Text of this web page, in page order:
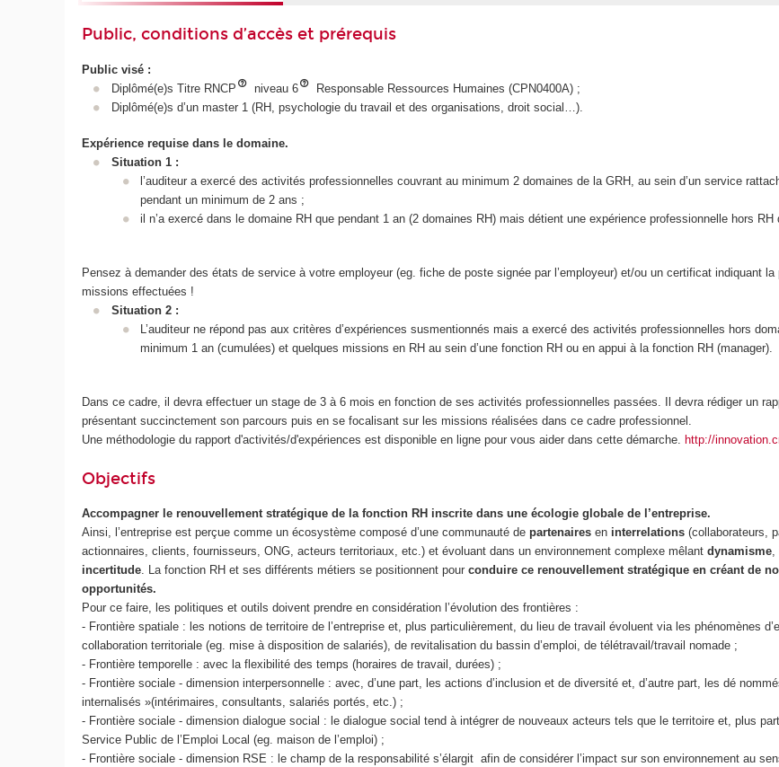
Public, conditions d’accès et prérequis
Public visé :
Diplômé(e)s Titre RNCP
niveau 6
Responsable Ressources Humaines (CPN0400A) ;
Diplômé(e)s d’un master 1 (RH, psychologie du travail et des organisations, droit social…).
Expérience requise dans le domaine.
Situation 1 :
l’auditeur a exercé des activités professionnelles couvrant au minimum 2 domaines de la GRH, au sein d’un service
pendant un minimum de 2 ans ;
il n’a exercé dans le domaine RH que pendant 1 an (2 domaines RH) mais détient une expérience professionnelle hors
Pensez à demander des états de service à votre employeur (eg. fiche de poste signée par l’employeur) et/ou un certificat indiquant la
missions effectuées !
Situation 2 :
L’auditeur ne répond pas aux critères d’expériences susmentionnés mais a exercé des activités professionnelles hors
minimum 1 an (cumulées) et quelques missions en RH au sein d’une fonction RH ou en appui à la fonction RH (manager).
Dans ce cadre, il devra effectuer un stage de 3 à 6 mois en fonction de ses activités professionnelles passées. Il devra rédiger un
présentant succinctement son parcours puis en se focalisant sur les missions réalisées dans ce cadre professionnel.
Une méthodologie du rapport d'activités/d'expériences est disponible en ligne pour vous aider dans cette démarche. http://
Objectifs
Accompagner le renouvellement stratégique de la fonction RH inscrite dans une écologie globale de l’entreprise.
Ainsi, l’entreprise est perçue comme un écosystème composé d’une communauté departenairesen interrelations(collaborateurs,
actionnaires, clients, fournisseurs, ONG, acteurs territoriaux, etc.) et évoluant dans un environnement complexe mêlantdynamisme,
incertitude. La fonction RH et ses différents métiers se positionnent pourconduire ce renouvellement stratégique en créant de
opportunités.
Pour ce faire, les politiques et outils doivent prendre en considération l’évolution des frontières :
- Frontière spatiale : les notions de territoire de l’entreprise et, plus particulièrement, du lieu de travail évoluent via les phénomènes
collaboration territoriale (eg. mise à disposition de salariés), de revitalisation du bassin d’emploi, de télétravail/travail nomade ;
- Frontière temporelle : avec la flexibilité des temps (horaires de travail, durées) ;
- Frontière sociale - dimension interpersonnelle : avec, d’une part, les actions d’inclusion et de diversité et, d’autre part, les dé
internalisés »(intérimaires, consultants, salariés portés, etc.) ;
- Frontière sociale - dimension dialogue social : le dialogue social tend à intégrer de nouveaux acteurs tels que le territoire et, plus
Service Public de l’Emploi Local (eg. maison de l’emploi) ;
- Frontière sociale - dimension RSE : le champ de la responsabilité s’élargit afin de considérer l’impact sur son environnement au